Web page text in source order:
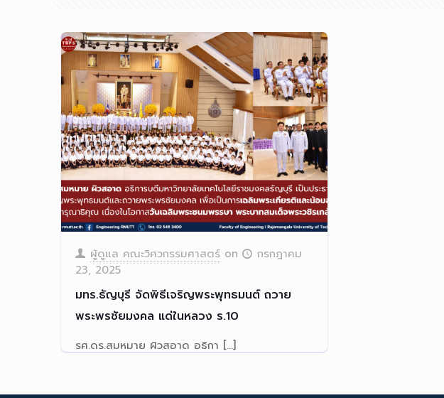
ผู้ดูแล คณะวิศวกรรมศาสตร์ on
กรกฎาคม
23, 2025
มทร.ธัญบุรี จัดพิธีเจริญพระพุทธมนต์ ถวาย
พระพรชัยมงคล แด่ในหลวง ร.10
รศ.ดร.สมหมาย ผิวสอาด อธิกา […]